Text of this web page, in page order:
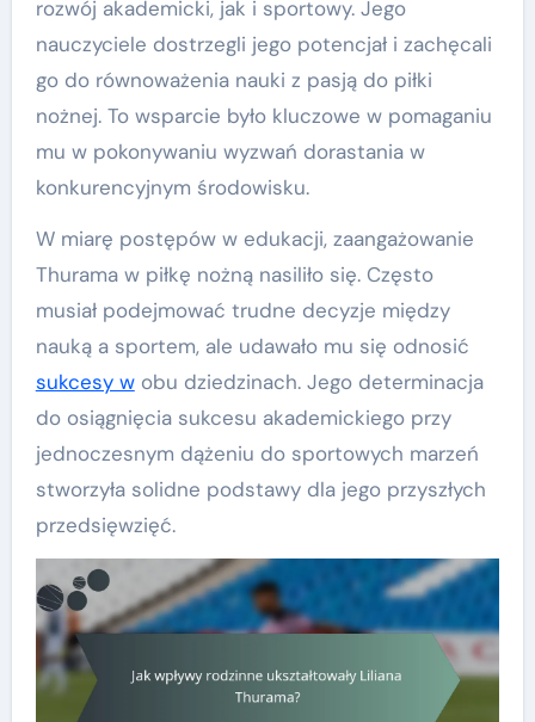
rozwój akademicki, jak i sportowy. Jego
nauczyciele dostrzegli jego potencjał i zachęcali
go do równoważenia nauki z pasją do piłki
nożnej. To wsparcie było kluczowe w pomaganiu
mu w pokonywaniu wyzwań dorastania w
konkurencyjnym środowisku.
W miarę postępów w edukacji, zaangażowanie
Thurama w piłkę nożną nasiliło się. Często
musiał podejmować trudne decyzje między
nauką a sportem, ale udawało mu się odnosić
sukcesy wobu dziedzinach. Jego determinacja
do osiągnięcia sukcesu akademickiego przy
jednoczesnym dążeniu do sportowych marzeń
stworzyła solidne podstawy dla jego przyszłych
przedsięwzięć.